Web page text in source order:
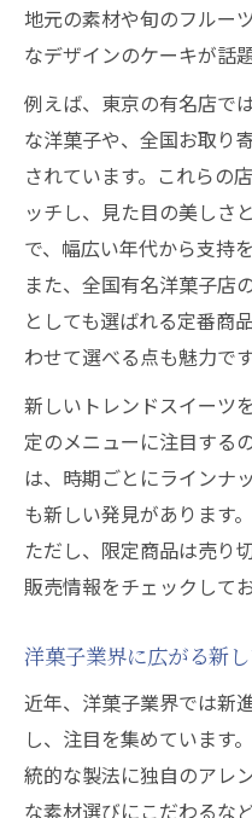
地元の素材や旬のフルー
なデザインのケーキが話
例えば、東京の有名店で
な洋菓子や、全国お取り
されています。これらの
ッチし、見た目の美しさ
で、幅広い年代から支持
また、全国有名洋菓子店
としても選ばれる定番商
わせて選べる点も魅力です
新しいトレンドスイーツ
定のメニューに注目する
は、時期ごとにラインナ
も新しい発見があります。
ただし、限定商品は売り
販売情報をチェックして
洋菓子業界に広がる新
近年、洋菓子業界では新
し、注目を集めています
統的な製法に独自のアレ
な素材選びにこだわるな